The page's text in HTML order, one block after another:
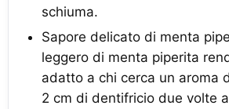
schiuma.
Sapore delicato di menta
leggero di menta piperita
adatto a chi cerca un aroma
2 cm di dentifricio due volte